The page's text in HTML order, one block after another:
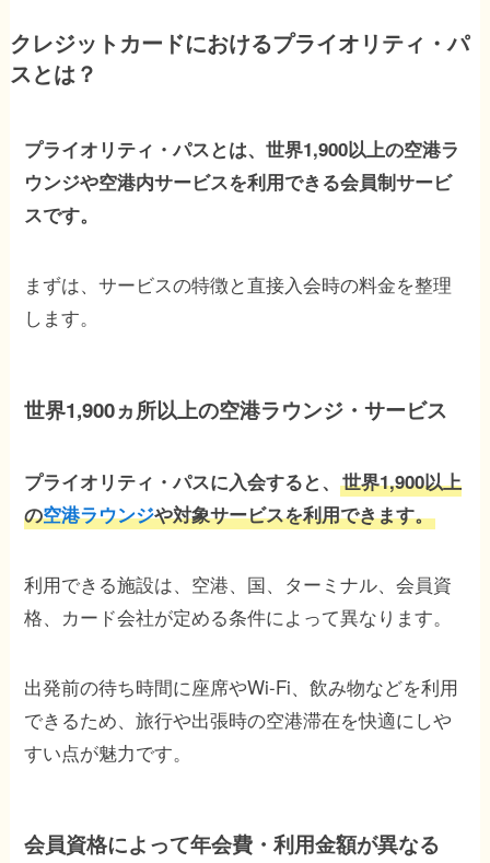
クレジットカードにおけるプライオリティ・パ
スとは？
プライオリティ・パスとは、世界1,900以上の空港ラ
ウンジや空港内サービスを利用できる会員制サービ
スです。
まずは、サービスの特徴と直接入会時の料金を整理
します。
世界1,900ヵ所以上の空港ラウンジ・サービス
プライオリティ・パスに入会すると、世界1,900以上
の空港ラウンジや対象サービスを利用できます。
利用できる施設は、空港、国、ターミナル、会員資
格、カード会社が定める条件によって異なります。
出発前の待ち時間に座席やWi-Fi、飲み物などを利用
できるため、旅行や出張時の空港滞在を快適にしや
すい点が魅力です。
会員資格によって年会費・利用金額が異なる